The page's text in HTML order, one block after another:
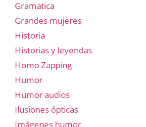
Gramatica
Grandes mujeres
Historia
Historias y leyendas
Homo Zapping
Humor
Humor audios
Ilusiones ópticas
Imágenes humor